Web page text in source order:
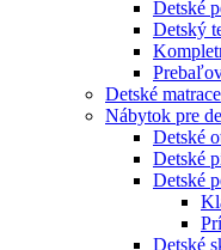
Detské
Detský
Detské matrace
Nábytok pre
Detské
Detské
Detské
Detské